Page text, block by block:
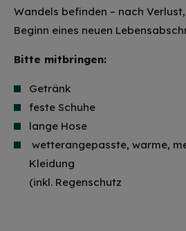
Wandels befinden – nach
Beginn eines neuen
Bitte mitbringen:
Getränk
feste Schuhe
lange Hose
wetterangepasste, warme,
Kleidung
(inkl. Regenschutz